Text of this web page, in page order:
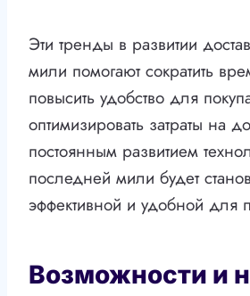
Эти тренды в развитии
мили помогают сократить
повысить удобство для
оптимизировать затраты на
постоянным развитием
последней мили будет
эффективной и удобной для
Возможности и